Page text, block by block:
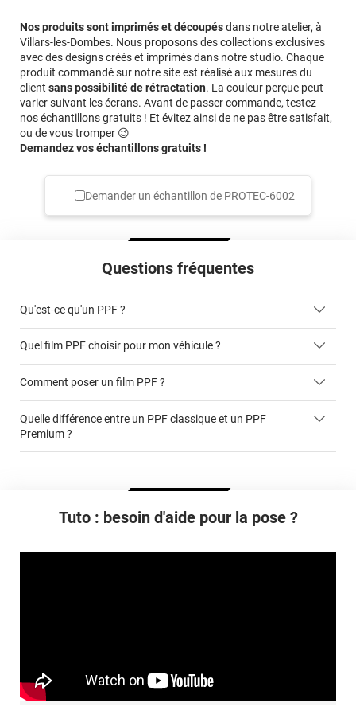
Nos produits sont imprimés et découpésdans notre atelier, à
Villars-les-Dombes. Nous proposons des collections exclusives
avec des designs créés et imprimés dans notre studio. Chaque
produit commandé sur notre site est réalisé aux mesures du
client sans possibilité de rétractation. La couleur perçue peut
varier suivant les écrans. Avant de passer commande, testez
nos échantillons gratuits ! Et évitez ainsi de ne pas être satisfait,
ou de vous tromper 😉
Demandez vos échantillons gratuits !
Demander un échantillon de PROTEC-6002
Questions fréquentes
Qu'est-ce qu'un PPF ?
Quel film PPF choisir pour mon véhicule ?
Un PPF au mètre linéaire, à découper vous-même
Un PPF en kit, avec les finitions à découper vous-même
Un PPF sur-mesure, prédécoupé spécialement pour votre
véhicule.
Comment poser un film PPF ?
Quelle différence entre un PPF classique et un PPF
Premium ?
Tuto : besoin d'aide pour la pose ?